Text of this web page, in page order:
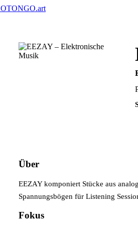
OTONGO.art
Über
EEZAY komponiert Stücke aus
Spannungsbögen für Listening
Fokus